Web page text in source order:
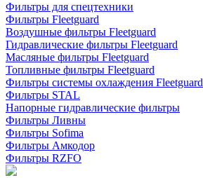
Фильтры для спецтехники
Фильтры Fleetguard
Воздушные фильтры Fleetguard
Гидравлические фильтры Fleetguard
Масляные фильтры Fleetguard
Топливные фильтры Fleetguard
Фильтры системы охлаждения Fleetguard
Фильтры STAL
Напорные гидравлические фильтры
Фильтры Ливны
Фильтры Sofima
Фильтры Амкодор
Фильтры RZFO